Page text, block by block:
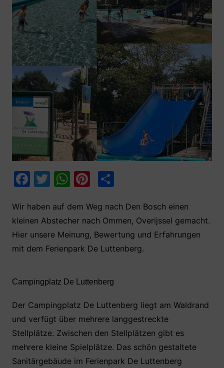
F
c
e
b
o
k
T
itt
er
W
at
s
A
p
Pi
er
e
st
T
le
n
Wir haben auf dem Weg nach Den Bosch einen
kleinen Abstecher nach Ommen, Overijssel gemacht.
Hier unsere Meinung, Bewertung und Erfahrungen
mit dem Ferienpark De Luttenberg.
Campingplatz De Luttenberg
Der Campingplatz De Luttenberg liegt am Waldrand
und verfügt über mehrere langgestreckte
Stellplätze. Zwischen den Stellplätzen gibt es
mehrere kleine Spielplätze. Das schön gestaltete
Sanitärgebäude im Ferienpark De Luttenberg